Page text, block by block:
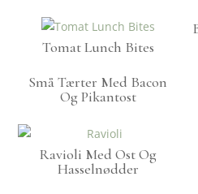
Tomat Lunch Bites
Små Tærter Med Bacon
Og Pikantost
Ravioli Med Ost Og
Hasselnødder